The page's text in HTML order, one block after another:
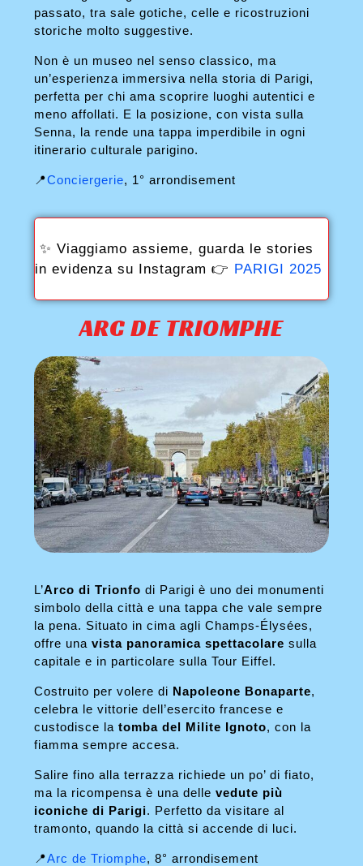
passato, tra sale gotiche, celle e ricostruzioni
storiche molto suggestive.
Non è un museo nel senso classico, ma
un’esperienza immersiva nella storia di Parigi,
perfetta per chi ama scoprire luoghi autentici e
meno affollati. E la posizione, con vista sulla
Senna, la rende una tappa imperdibile in ogni
itinerario culturale parigino.
📍Conciergerie, 1° arrondisement
✨ Viaggiamo assieme, guarda le stories
in evidenza su Instagram 👉 PARIGI 2025
ARC DE TRIOMPHE
L’Arco di Trionfo di Parigi è uno dei monumenti
simbolo della città e una tappa che vale sempre
la pena. Situato in cima agli Champs-Élysées,
offre unavista panoramica spettacolare sulla
capitale e in particolare sulla Tour Eiffel.
Costruito per volere di Napoleone Bonaparte,
celebra le vittorie dell’esercito francese e
custodisce latomba del Milite Ignoto, con la
fiamma sempre accesa.
Salire fino alla terrazza richiede un po’ di fiato,
ma la ricompensa è una dellevedute più
iconiche di Parigi. Perfetto da visitare al
tramonto, quando la città si accende di luci.
📍Arc de Triomphe, 8° arrondisement